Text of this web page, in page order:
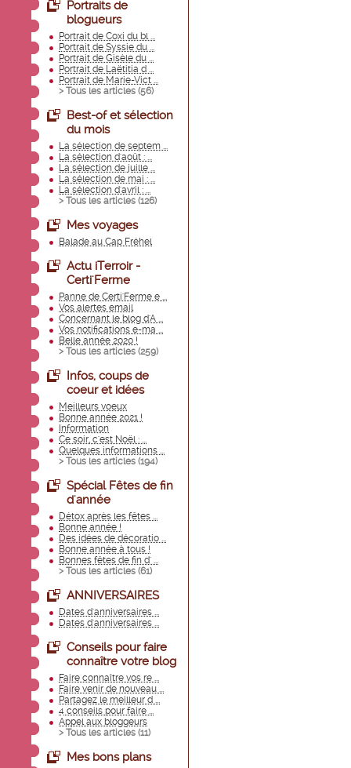
Portraits de
blogueurs
Portrait de Coxi du bl ...
Portrait de Syssie du ...
Portrait de Gisèle du ...
Portrait de Laëtitia d ...
Portrait de Marie-Vict ...
> Tous les articles (56)
Best-of et sélection
du mois
La sélection de septem ...
La sélection d'août : ...
La sélection de juille ...
La sélection de mai : ...
La sélection d'avril : ...
> Tous les articles (126)
Mes voyages
Balade au Cap Fréhel
Actu iTerroir -
Certi'Ferme
Panne de Certi'Ferme e ...
Vos alertes email
Concernant le blog d'A ...
Vos notifications e-ma ...
Belle année 2020 !
> Tous les articles (259)
Infos, coups de
coeur et idées
Meilleurs voeux
Bonne année 2021 !
Information
Ce soir, c'est Noël : ...
Quelques informations ...
> Tous les articles (194)
Spécial Fêtes de fin
d'année
Détox après les fêtes ...
Bonne année !
Des idées de décoratio ...
Bonne année à tous !
Bonnes fêtes de fin d' ...
> Tous les articles (61)
ANNIVERSAIRES
Dates d'anniversaires ...
Dates d'anniversaires ...
Conseils pour faire
connaître votre blog
Faire connaître vos re ...
Faire venir de nouveau ...
Partagez le meilleur d ...
4 conseils pour faire ...
Appel aux bloggeurs
> Tous les articles (11)
Mes bons plans